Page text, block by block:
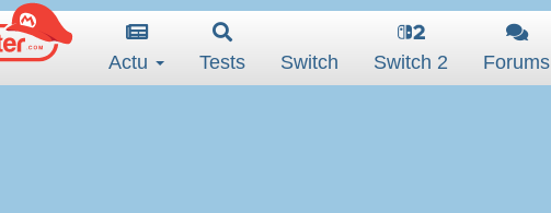
Actu Tests Switch Switch 2 Forums